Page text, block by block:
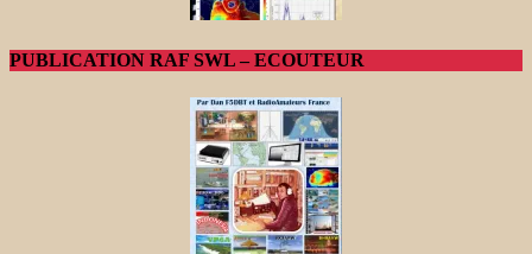
PUBLICATION RAF SWL – ECOUTEUR